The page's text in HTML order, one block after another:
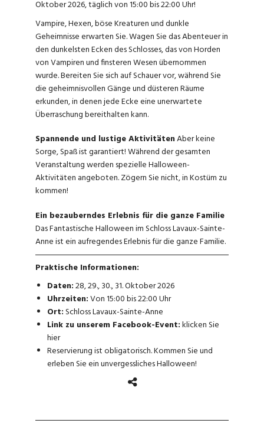
Oktober 2026, täglich von 15:00 bis 22:00 Uhr!
Vampire, Hexen, böse Kreaturen und dunkle
Geheimnisse erwarten Sie. Wagen Sie das Abenteuer in
den dunkelsten Ecken des Schlosses, das von Horden
von Vampiren und finsteren Wesen übernommen
wurde. Bereiten Sie sich auf Schauer vor, während Sie
die geheimnisvollen Gänge und düsteren Räume
erkunden, in denen jede Ecke eine unerwartete
Überraschung bereithalten kann.
Spannende und lustige AktivitätenAber keine
Sorge, Spaß ist garantiert! Während der gesamten
Veranstaltung werden spezielle Halloween-
Aktivitäten angeboten. Zögern Sie nicht, in Kostüm zu
kommen!
Ein bezauberndes Erlebnis für die ganze Familie
Das Fantastische Halloween im Schloss Lavaux-Sainte-
Anne ist ein aufregendes Erlebnis für die ganze Familie.
Praktische Informationen:
Daten:28, 29., 30., 31. Oktober 2026
Uhrzeiten:Von 15:00 bis 22:00 Uhr
Ort:Schloss Lavaux-Sainte-Anne
Link zu unserem Facebook-Event:klicken Sie
hier
Reservierung ist obligatorisch. Kommen Sie und
erleben Sie ein unvergessliches Halloween!